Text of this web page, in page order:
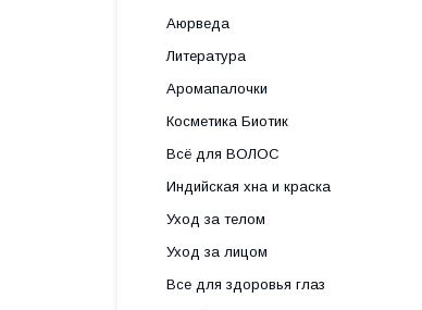
Аюрведа
Литература
Аромапалочки
Косметика Биотик
Всё для ВОЛОС
Индийская хна и краска
Уход за телом
Уход за лицом
Все для здоровья глаз